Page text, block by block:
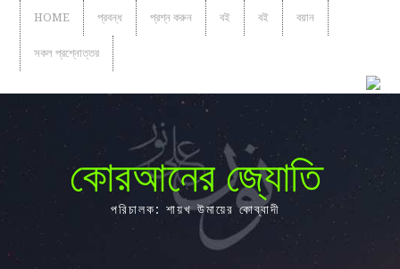
HOME প্রবন্ধ প্রশ্ন করুন বই বই বয়ান
সকল প্রশ্নোত্তর
কোরআনের জ্যোতি
পরিচালক: শায়খ উমায়ের কোব্বাদী